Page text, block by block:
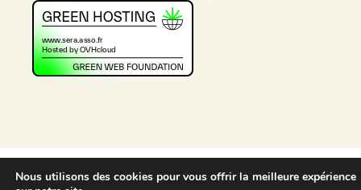
Admin
Nous utilisons des cookies pour vous offrir la meilleure expérience